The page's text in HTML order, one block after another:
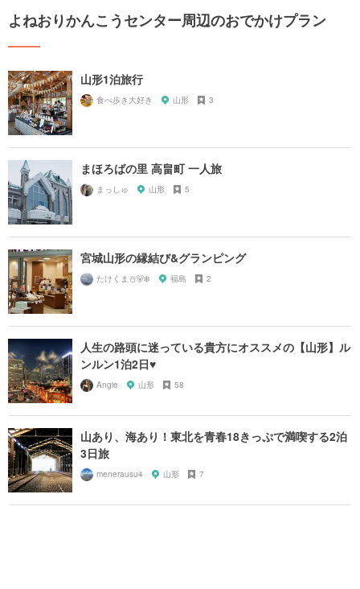
よねおりかんこうセンター周辺のおでかけプラン
山形1泊旅行
食べ歩き大好き 山形 3
まほろばの里 高畠町 一人旅
まっしゅ 山形 5
宮城山形の縁結び&グランピング
たけくま☃️🐻‍❄️ 福島 2
人生の路頭に迷っている貴方にオススメの【山形】ル
ンルン1泊2日♥︎
Angie 山形 58
山あり、海あり！東北を青春18きっぷで満喫する2泊
3日旅
menerausu4 山形 7